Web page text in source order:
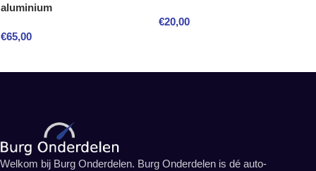
aluminium
€65,00
€20,00
Welkom bij Burg Onderdelen. Burg Onderdelen is dé auto-